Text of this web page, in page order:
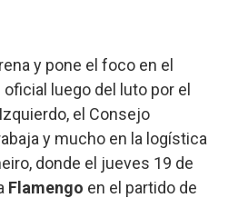
y pone el foco en el
luego del luto por el
el Consejo
y mucho en la logística
donde el jueves 19 de
Flamengo en el partido de